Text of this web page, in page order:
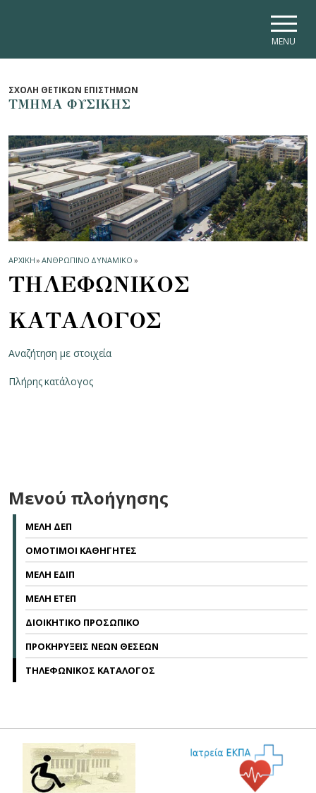
MENU
ΣΧΟΛΗ ΘΕΤΙΚΩΝ ΕΠΙΣΤΗΜΩΝ
ΤΜΗΜΑ ΦΥΣΙΚΗΣ
ΑΡΧΙΚΗ» ΑΝΘΡΩΠΙΝΟ ΔΥΝΑΜΙΚΟ »
ΤΗΛΕΦΩΝΙΚΟΣ
ΚΑΤΑΛΟΓΟΣ
Αναζήτηση με στοιχεία
Πλήρης κατάλογος
Μενού πλοήγησης
ΜΕΛΗ ΔΕΠ
ΟΜΟΤΙΜΟΙ ΚΑΘΗΓΗΤΕΣ
ΜΕΛΗ ΕΔΙΠ
ΜΕΛΗ ΕΤΕΠ
ΔΙΟΙΚΗΤΙΚΟ ΠΡΟΣΩΠΙΚΟ
ΠΡΟΚΗΡΥΞΕΙΣ ΝΕΩΝ ΘΕΣΕΩΝ
ΤΗΛΕΦΩΝΙΚΟΣ ΚΑΤΑΛΟΓΟΣ